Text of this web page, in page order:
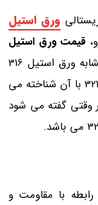
ورق استیل
قیمت ورق استیل
گرانتر از قیمت ورق استیل 304 و تقریباً مشابه ورق استیل 316
می باشد. از جمله خواص مهمی که ورق استیل 321 با آن شناخته می
گفته می شود
و در رابطه با مقاومت و